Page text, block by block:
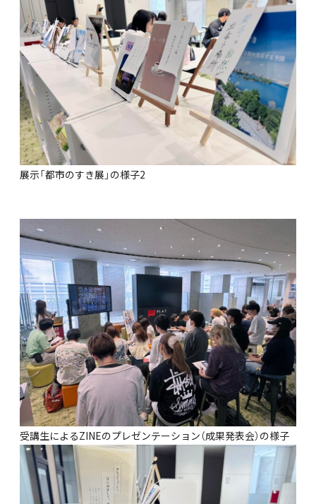
展示「都市のすき展」の様子2
受講生によるZINEのプレゼンテーション（成果発表会）の様子